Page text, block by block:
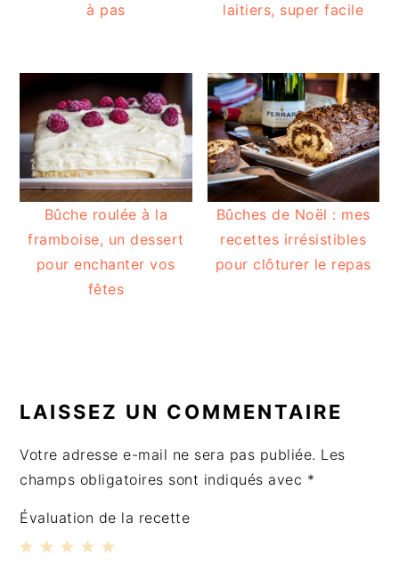
à pas
laitiers, super facile
Bûche roulée à la
framboise, un dessert
pour enchanter vos
fêtes
Bûches de Noël : mes
recettes irrésistibles
pour clôturer le repas
DU
LECTEUR
LAISSEZ UN COMMENTAIRE
Votre adresse e-mail ne sera pas publiée. Les
champs obligatoires sont indiqués avec *
Évaluation de la recette